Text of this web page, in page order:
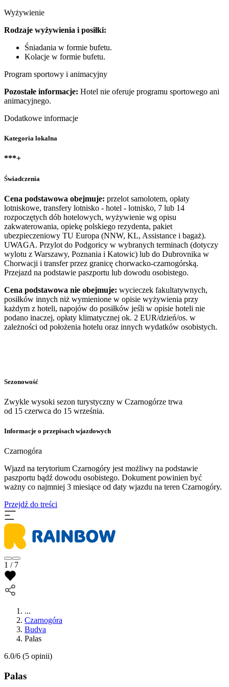
Wyżywienie
Rodzaje wyżywienia i posiłki:
Śniadania w formie bufetu.
Kolacje w formie bufetu.
Program sportowy i animacyjny
Pozostałe informacje: Hotel nie oferuje programu sportowego ani
animacyjnego.
Dodatkowe informacje
Kategoria lokalna
***+
Świadczenia
Cena podstawowa obejmuje: przelot samolotem, opłaty
lotniskowe, transfery lotnisko - hotel - lotnisko, 7 lub 14
rozpoczętych dób hotelowych, wyżywienie wg opisu
zakwaterowania, opiekę polskiego rezydenta, pakiet
ubezpieczeniowy TU Europa (NNW, KL, Assistance i bagaż).
UWAGA. Przylot do Podgoricy w wybranych terminach (dotyczy
wylotu z Warszawy, Poznania i Katowic) lub do Dubrovnika w
Chorwacji i transfer przez granicę chorwacko-czarnogórską.
Przejazd na podstawie paszportu lub dowodu osobistego.
Cena podstawowa nie obejmuje: wycieczek fakultatywnych,
posiłków innych niż wymienione w opisie wyżywienia przy
każdym z hoteli, napojów do posiłków jeśli w opisie hoteli nie
podano inaczej, opłaty klimatycznej ok. 2 EUR/dzień/os. w
zależności od położenia hotelu oraz innych wydatków osobistych.
Sezonowość
Zwykle wysoki sezon turystyczny w Czarnogórze trwa
od 15 czerwca do 15 września.
Informacje o przepisach wjazdowych
Czarnogóra
Wjazd na terytorium Czarnogóry jest możliwy na podstawie
paszportu bądź dowodu osobistego. Dokument powinien być
ważny co najmniej 3 miesiące od daty wjazdu na teren Czarnogóry.
Przejdź do treści
1 / 7
...
Czarnogóra
Budva
Palas
6.0/6 (5 opinii)
Palas